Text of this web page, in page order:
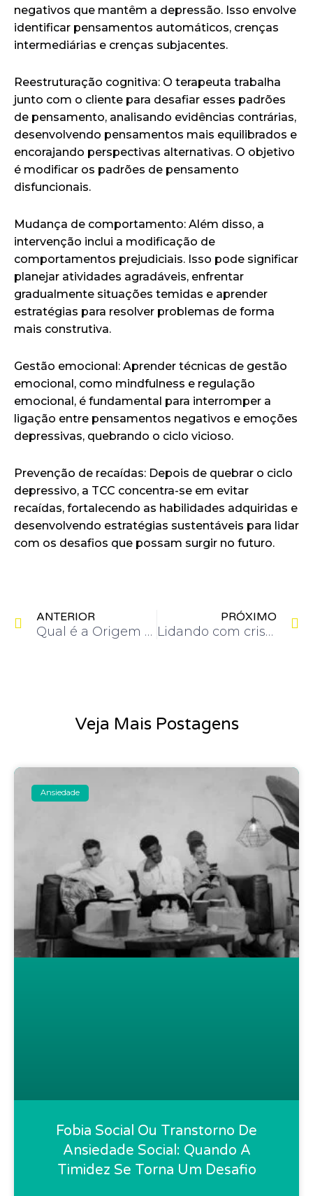
negativos que mantêm a depressão. Isso envolve
identificar pensamentos automáticos, crenças
intermediárias e crenças subjacentes.
Reestruturação cognitiva: O terapeuta trabalha
junto com o cliente para desafiar esses padrões
de pensamento, analisando evidências contrárias,
desenvolvendo pensamentos mais equilibrados e
encorajando perspectivas alternativas. O objetivo
é modificar os padrões de pensamento
disfuncionais.
Mudança de comportamento: Além disso, a
intervenção inclui a modificação de
comportamentos prejudiciais. Isso pode significar
planejar atividades agradáveis, enfrentar
gradualmente situações temidas e aprender
estratégias para resolver problemas de forma
mais construtiva.
Gestão emocional: Aprender técnicas de gestão
emocional, como mindfulness e regulação
emocional, é fundamental para interromper a
ligação entre pensamentos negativos e emoções
depressivas, quebrando o ciclo vicioso.
Prevenção de recaídas: Depois de quebrar o ciclo
depressivo, a TCC concentra-se em evitar
recaídas, fortalecendo as habilidades adquiridas e
desenvolvendo estratégias sustentáveis para lidar
com os desafios que possam surgir no futuro.
ANTERIOR
Qual é a Origem dos Pensamentos Automáticos na Depressão?
PRÓXIMO
Lidando com crises de pânico
Veja Mais Postagens
Ansiedade
Fobia Social Ou Transtorno De
Ansiedade Social: Quando A
Timidez Se Torna Um Desafio